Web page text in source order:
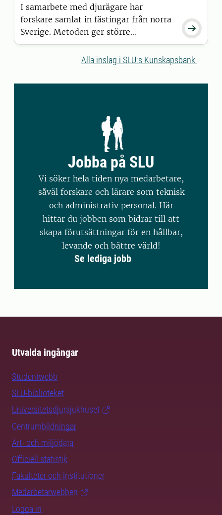
fodermedlen har påverkat kroppsvikten
samt vätske- och kvävebalansen.

I samarbete med djurägare har
forskare samlat in fästingar från norra
Sverige. Metoden ger större
möjligheter att bedöma risker för
folkhälsan när det gäller sjukdomar
studie vid Sveriges
Alla inslag i SLU:s Kunskapsbank
Jobba på SLU
Vi söker hela tiden nya medarbetare,
såväl forskare och lärare som teknisk
och administrativ personal. Här
hittar du jobben som bidrar till att
skapa förutsättningar för en hållbar,
levande och bättre värld!
Se lediga jobb
Utvalda ingångar
Studentwebb
SLU-biblioteket
Universitetsdjursjukhuset
Centrumbildningar
Art- och miljödata
Officiell statistik
Fakulteter och institutioner
Medarbetarwebben
Logga in